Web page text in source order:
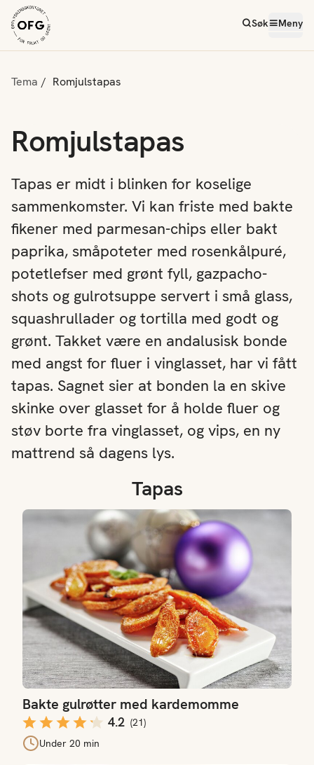
Søk Meny
Tema Romjulstapas
Romjulstapas
Tapas er midt i blinken for koselige
sammenkomster. Vi kan friste med bakte
fikener med parmesan-chips eller bakt
paprika, småpoteter med rosenkålpuré,
potetlefser med grønt fyll, gazpacho-
shots og gulrotsuppe servert i små glass,
squashrullader og tortilla med godt og
grønt. Takket være en andalusisk bonde
med angst for fluer i vinglasset, har vi fått
tapas. Sagnet sier at bonden la en skive
skinke over glasset for å holde fluer og
støv borte fra vinglasset, og vips, en ny
mattrend så dagens lys.
Tapas
Bakte gulrøtter med kardemomme
4.2 (21)
Under 20 min
Bakte gulrøtter med kardemomme